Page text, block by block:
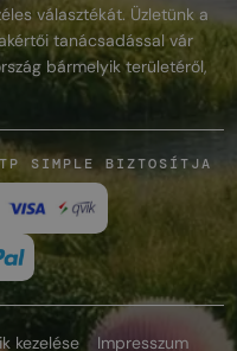
választékát. Üzletünk a
tanácsadással vár
bármelyik területéről,
SIMPLE BIZTOSÍTJA
kezelése Impresszum